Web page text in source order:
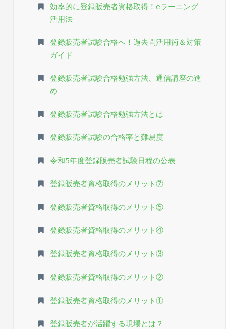
効率的に登録販売者資格取得！eラーニング
活用法
登録販売者試験合格へ！過去問活用術＆対策
ガイド
登録販売者試験合格勉強方法、通信講座の進
め
登録販売者試験合格勉強方法とは
登録販売者試験の合格率と難易度
令和5年度登録販売者試験日程の公表
登録販売者資格取得のメリット⑦
登録販売者資格取得のメリット⑤
登録販売者資格取得のメリット④
登録販売者資格取得のメリット③
登録販売者資格取得のメリット②
登録販売者資格取得のメリット①
登録販売者が活躍する現場とは？